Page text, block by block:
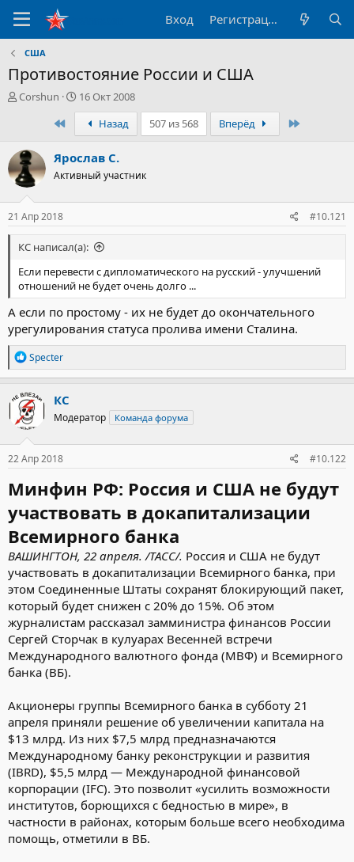
Вход Регистрация
США
Противостояние России и США
А
р
т
е
м
ы
Corshun
Д
а
а
н
а
ч
16 Окт 2008
ПервыйНазад 507 из 568 Вперёд
Ярослав С.
Активный участник
21 Апр 2018 #10.121
КС написал(а):
Если перевести с дипломатического на русский - улучшений
отношений не будет очень долго ...
А если по простому - их не будет до окончательного
урегулирования статуса пролива имени Сталина.
Р
е
а
к
ц
и
и
:
Specter
КС
Модератор Команда форума
22 Апр 2018 #10.122
Минфин РФ: Россия и США не будут
участвовать в докапитализации
Всемирного банка
ВАШИНГТОН, 22 апреля. /ТАСС/. Россия и США не будут
участвовать в докапитализации Всемирного банка, при
этом Соединенные Штаты сохранят блокирующий пакет,
который будет снижен с 20% до 15%. Об этом
журналистам рассказал замминистра финансов России
Сергей Сторчак в кулуарах Весенней встречи
Международного валютного фонда (МВФ) и Всемирного
банка (ВБ).
Акционеры группы Всемирного банка в субботу 21
апреля приняли решение об увеличении капитала на
$13 млрд. Из них $7,5 млрд предназначаются
Международному банку реконструкции и развития
(IBRD), $5,5 млрд — Международной финансовой
корпорации (IFC). Это позволит «усилить возможности
институтов, борющихся с бедностью в мире», в
частности в районах, которым больше всего необходима
помощь, отметили в ВБ.